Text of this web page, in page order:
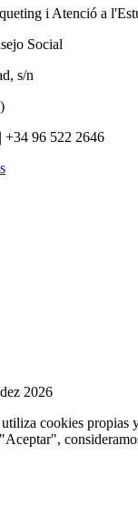
i Atenció a
Social
s/n
+34 96 522 2646
2026
cookies propias